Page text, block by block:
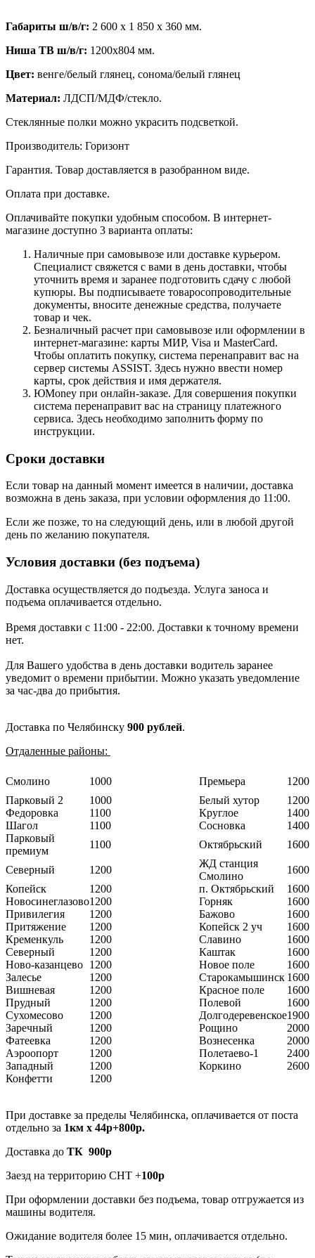
Габариты ш/в/г: 2 600 х 1 850 х 360 мм.
Ниша ТВ ш/в/г: 1200х804 мм.
Цвет: венге/белый глянец, сонома/белый глянец
Материал: ЛДСП/МДФ/стекло.
Стеклянные полки можно украсить подсветкой.
Производитель: Горизонт
Гарантия. Товар доставляется в разобранном виде.
Оплата при доставке.
Оплачивайте покупки удобным способом. В интернет-
магазине доступно 3 варианта оплаты:
Наличные при самовывозе или доставке курьером.
Специалист свяжется с вами в день доставки, чтобы
уточнить время и заранее подготовить сдачу с любой
купюры. Вы подписываете товаросопроводительные
документы, вносите денежные средства, получаете
товар и чек.
Безналичный расчет при самовывозе или оформлении в
интернет-магазине: карты МИР, Visa и MasterCard.
Чтобы оплатить покупку, система перенаправит вас на
сервер системы ASSIST. Здесь нужно ввести номер
карты, срок действия и имя держателя.
ЮMoney при онлайн-заказе. Для совершения покупки
система перенаправит вас на страницу платежного
сервиса. Здесь необходимо заполнить форму по
инструкции.
Сроки доставки
Если товар на данный момент имеется в наличии, доставка
возможна в день заказа, при условии оформления до 11:00.
Если же позже, то на следующий день, или в любой другой
день по желанию покупателя.
Условия доставки (без подъема)
Доставка осуществляется до подъезда. Услуга заноса и
подъема оплачивается отдельно.
Время доставки с 11:00 - 22:00. Доставки к точному времени
нет.
Для Вашего удобства в день доставки водитель заранее
уведомит о времени прибытии. Можно указать уведомление
за час-два до прибытия.
Доставка по Челябинску 900 рублей.
Отдаленные районы:
Смолино 1000 Премьера
1200
Парковый 2
1000 Белый хутор
1200
Федоровка
1100 Круглое
1400
Шагол
1100 Сосновка
1400
Парковый
премиум
1100 Октябрьский 1600
Северный 1200
ЖД станция
Смолино
1600
Копейск
1200 п. Октябрьский
1600
Новосинеглазово1200 Горняк
1600
Привилегия
1200 Бажово
1600
Притяжение
1200 Копейск 2 уч
1600
Кременкуль
1200 Славино
1600
Северный
1200 Каштак
1600
Ново-казанцево 1200 Новое поле
1600
Залесье
1200 Старокамышинск 1600
Вишневая
1200 Красное поле
1600
Прудный
1200 Полевой
1600
Сухомесово
1200 Долгодеревенское1900
Заречный
1200 Рощино
2000
Фатеевка
1200 Вознесенка
2000
Аэроопорт
1200 Полетаево-1
2400
Западный
1200 Коркино
2600
Конфетти
1200
При доставке за пределы Челябинска, оплачивается от поста
отдельно за 1км х 44р+800р.
Доставка до ТК 900р
Заезд на территорию СНТ +100р
При оформлении доставки без подъема, товар отгружается из
машины водителя.
Ожидание водителя более 15 мин, оплачивается отдельно.